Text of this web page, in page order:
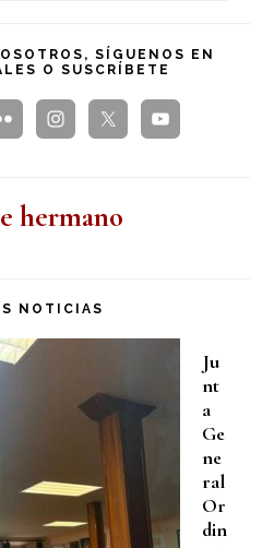
SÍGUENOS EN
O SUSCRÍBETE
hermano
NOTICIAS
Ju
nt
a
Ge
ne
ral
Or
din